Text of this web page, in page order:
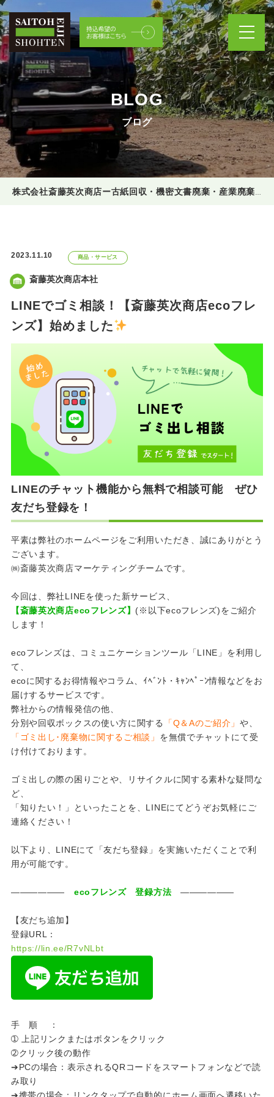
BLOG
ブログ
2023.11.10 商品・サービス
斎藤英次商店本社
LINEでゴミ相談！【斎藤英次商店ecoフレ
ンズ】始めました
LINEのチャット機能から無料で相談可能 ぜひ
友だち登録を！
平素は弊社のホームページをご利用いただき、誠にありがとう
ございます。
㈱斎藤英次商店マーケティングチームです。
今回は、弊社LINEを使った新サービス、
【斎藤英次商店ecoフレンズ】 (※以下ecoフレンズ)をご紹介
します！
ecoフレンズは、コミュニケーションツール「LINE」を利用し
て、
ecoに関するお得情報やコラム、ｲﾍﾞﾝﾄ・ｷｬﾝﾍﾟｰﾝ情報などをお
届けするサービスです。
弊社からの情報発信の他、
分別や回収ボックスの使い方に関する
「Q＆Aのご紹介」や、
「ゴミ出し･廃棄物に関するご相談」 を無償でチャットにて受
け付けております。
ゴミ出しの際の困りごとや、リサイクルに関する素朴な疑問な
ど、
「知りたい！」といったことを、LINEにてどうぞお気軽にご
連絡ください！
以下より、LINEにて「友だち登録」を実施いただくことで利
用が可能です。
―――――― ecoフレンズ 登録方法 ――――――
【友だち追加】
登録URL：
https://lin.ee/R7vNLbt
手 順 ：
➀ 上記リンクまたはボタンをクリック
➁クリック後の動作
➔PCの場合：表示されるQRコードをスマートフォンなどで読
み取り